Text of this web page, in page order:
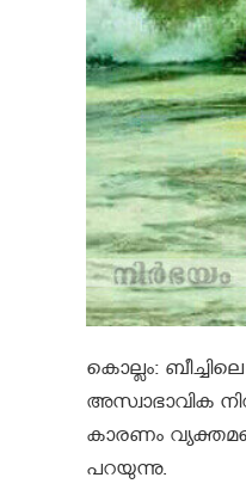
കൊല്ലം:
അസ്വാഭാവിക
കാരണം
പറയുന്നു.